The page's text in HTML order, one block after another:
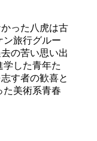
った八虎は古
ン旅行グルー
の苦い思い出
学した青年た
す者の歓喜と
た美術系青春